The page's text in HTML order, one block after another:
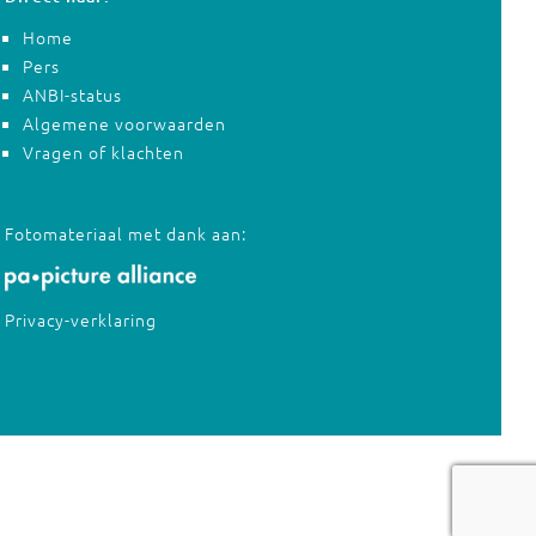
Home
Pers
ANBI-status
Algemene voorwaarden
Vragen of klachten
Fotomateriaal met dank aan:
Privacy-verklaring